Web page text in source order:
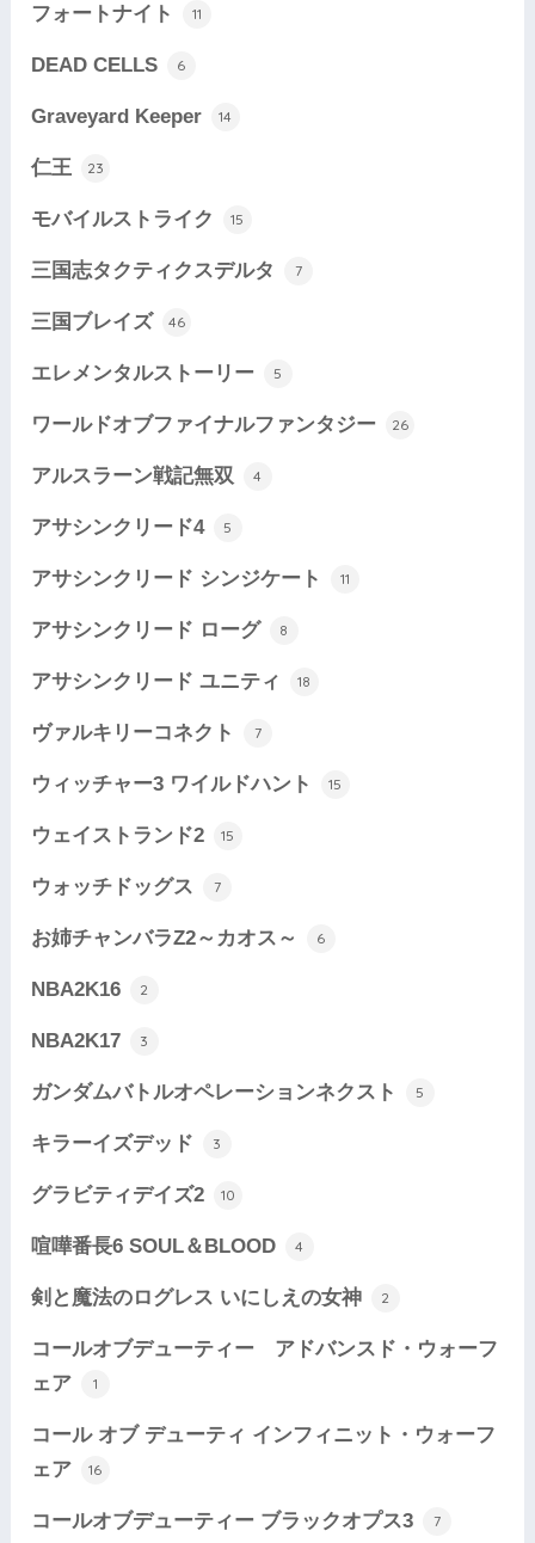
フォートナイト 11
DEAD CELLS 6
Graveyard Keeper 14
仁王 23
モバイルストライク 15
三国志タクティクスデルタ 7
三国ブレイズ 46
エレメンタルストーリー 5
ワールドオブファイナルファンタジー 26
アルスラーン戦記無双 4
アサシンクリード4 5
アサシンクリード シンジケート 11
アサシンクリード ローグ 8
アサシンクリード ユニティ 18
ヴァルキリーコネクト 7
ウィッチャー3 ワイルドハント 15
ウェイストランド2 15
ウォッチドッグス 7
お姉チャンバラZ2～カオス～ 6
NBA2K16 2
NBA2K17 3
ガンダムバトルオペレーションネクスト 5
キラーイズデッド 3
グラビティデイズ2 10
喧嘩番長6 SOUL＆BLOOD 4
剣と魔法のログレス いにしえの女神 2
コールオブデューティー アドバンスド・ウォーフ
ェア
1
コール オブ デューティ インフィニット・ウォーフ
ェア
16
コールオブデューティー ブラックオプス3 7